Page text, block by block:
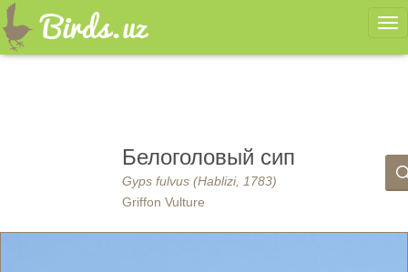
Белоголовый сип
Gyps fulvus (Hablizi, 1783)
Griffon Vulture